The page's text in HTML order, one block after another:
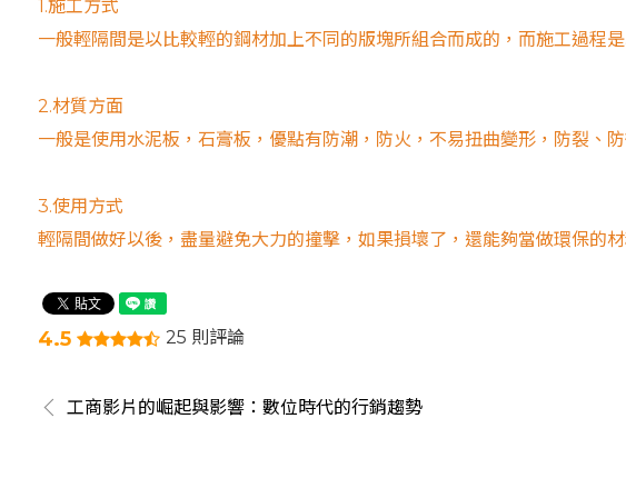
1.施工方式
一般輕隔間是以比較輕的鋼材加上不同的版塊所組合而成的，而施工過程
2.材質方面
一般是使用水泥板，石膏板，優點有防潮，防火，不易扭曲變形，防裂、
3.使用方式
輕隔間做好以後，盡量避免大力的撞擊，如果損壞了，還能夠當做環保的
4.5 25 則評論
工商影片的崛起與影響：數位時代的行銷趨勢